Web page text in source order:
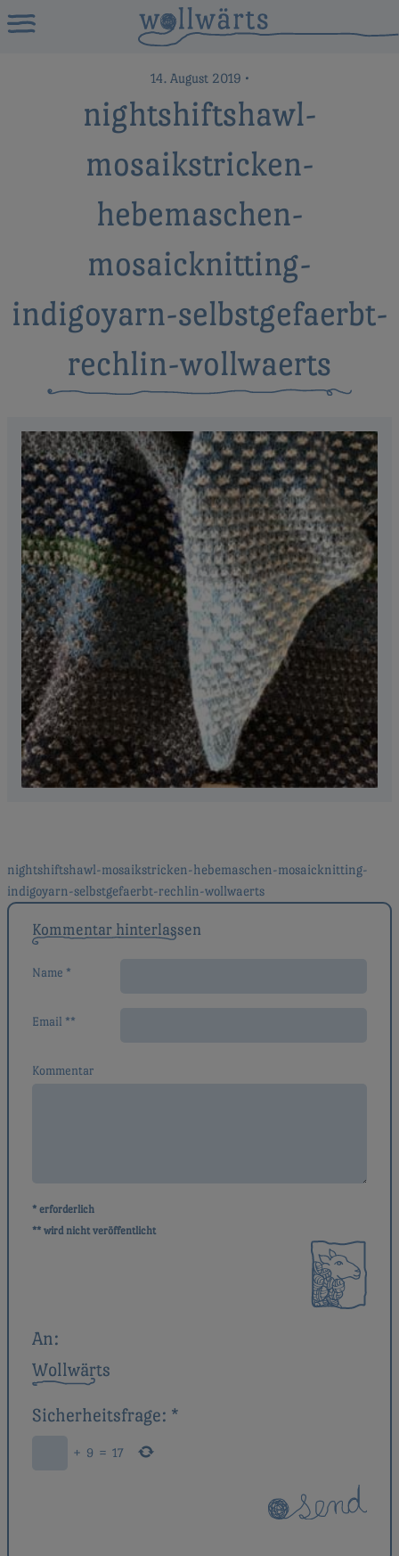
14. August 2019 •
nightshiftshawl-
mosaikstricken-
hebemaschen-
mosaicknitting-
indigoyarn-selbstgefaerbt-
rechlin-wollwaerts
Beitragsnavigation
nightshiftshawl-mosaikstricken-hebemaschen-mosaicknitting-
indigoyarn-selbstgefaerbt-rechlin-wollwaerts
Kommentar hinterlassen
Name *
Email **
Kommentar
* erforderlich
** wird nicht veröffentlicht
An:
Wollwärts
Sicherheitsfrage: *
+ 9 = 17